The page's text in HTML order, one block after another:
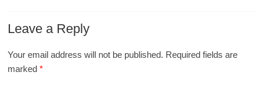
Leave a Reply
Your email address will not be published. Required fields are
marked*